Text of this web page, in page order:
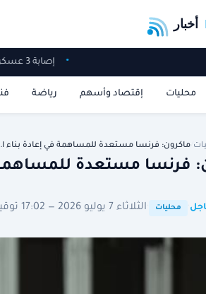
إصابة 3 عسكريين بالجيش اللبناني أثناء تفكيك ذخائر غير منفجرة في زوطر الغربية
محليات إقتصاد وأسهم رياضة
ماكرون: فرنسا مستعدة للمساهمة في إعادة بناء
فرنسا مستعدة للمساهمة
محليات الثلاثاء 7 يوليو 2026 — 17:02 توقيت الرياض